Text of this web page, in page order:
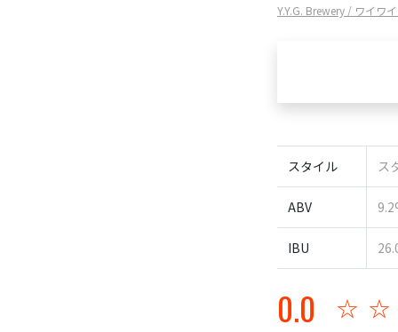
Y.Y.G. Brewery / ワイワ
スタイル ス
ABV
IBU
0.0